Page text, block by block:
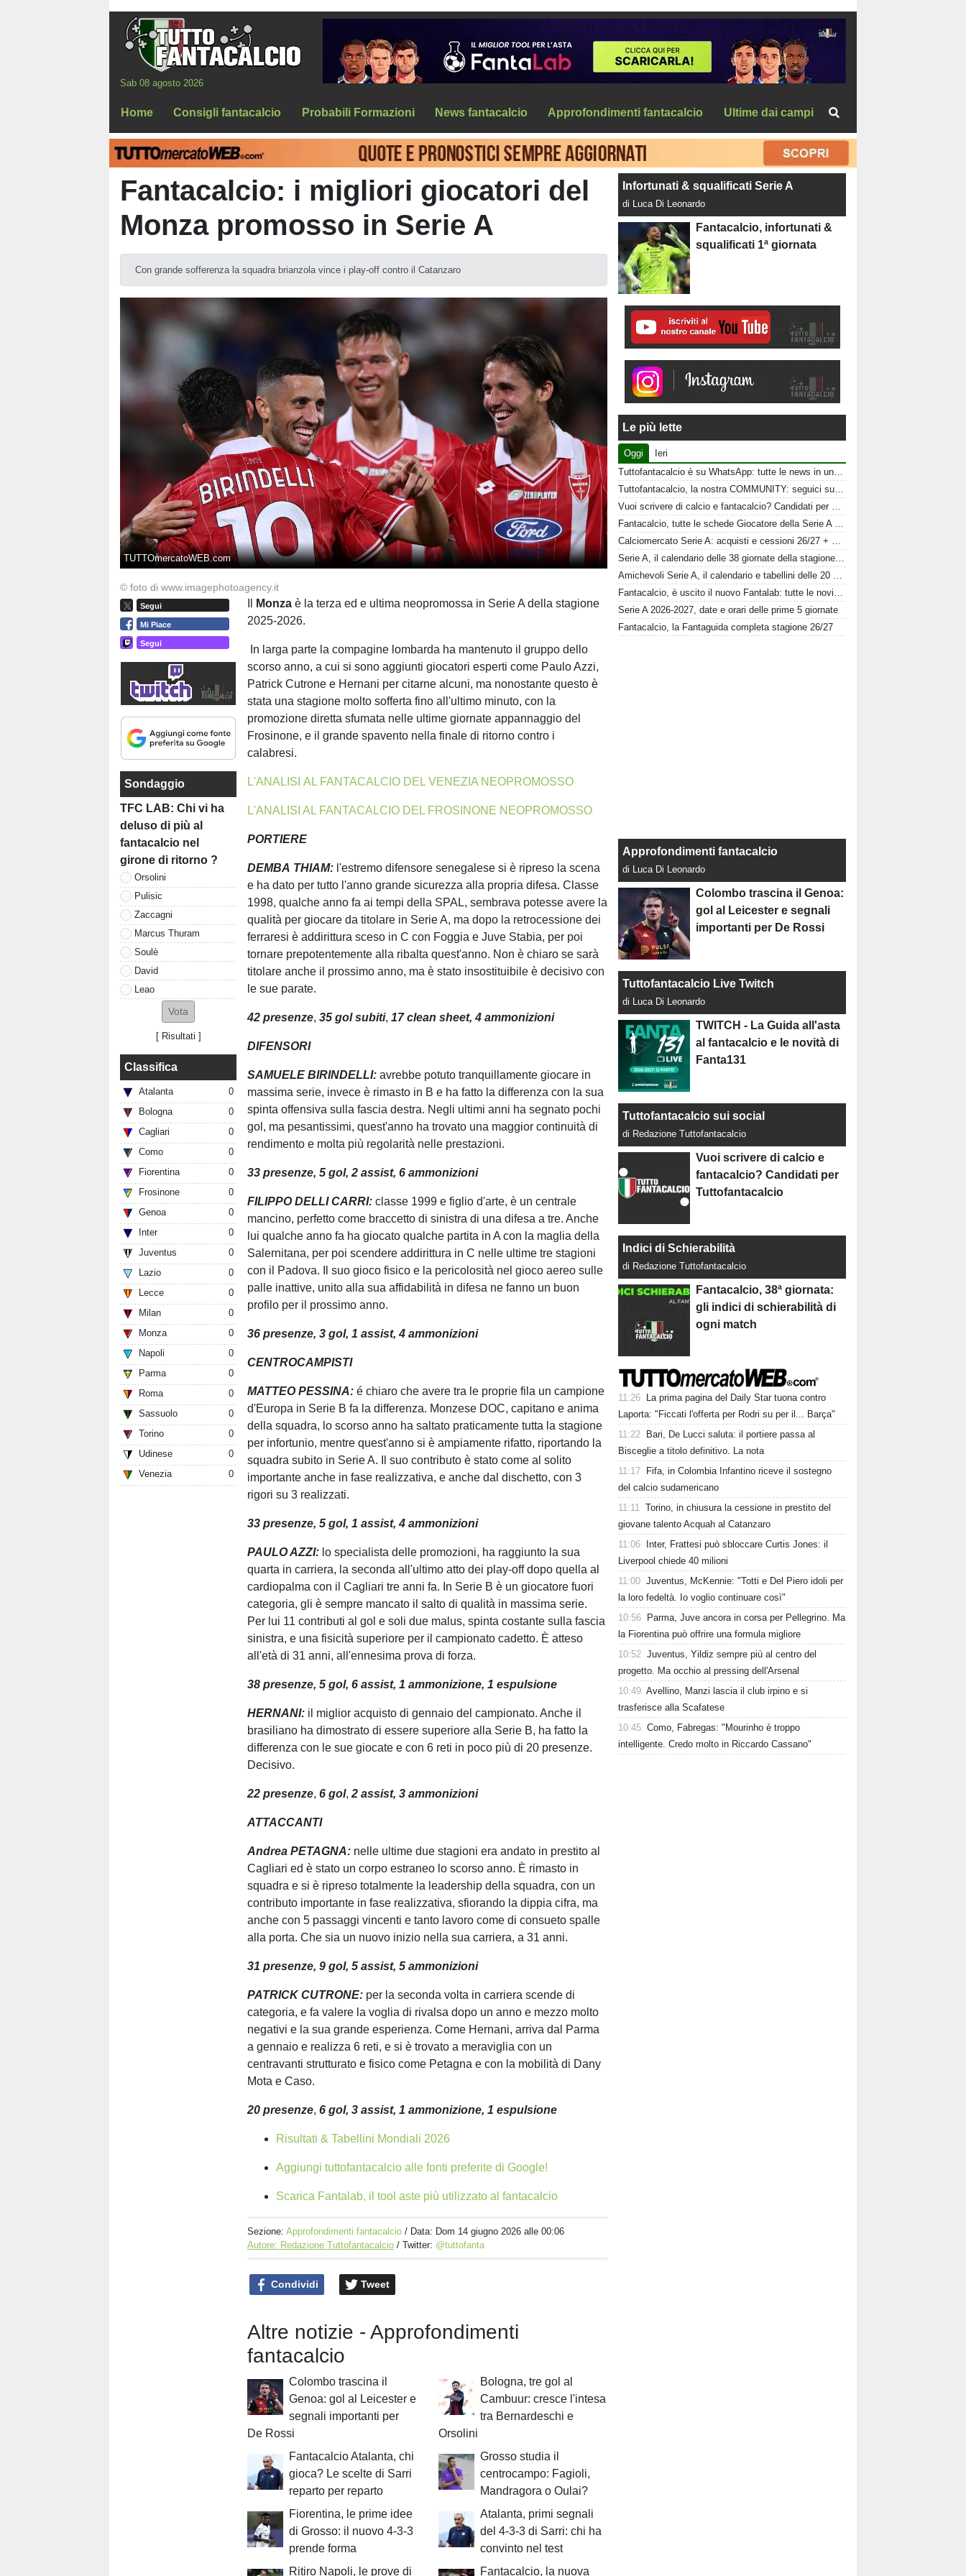
Sab 08 agosto 2026
Home Consigli fantacalcio Probabili Formazioni News fantacalcio Approfondimenti fantacalcio Ultime dai campi
Fantacalcio: i migliori giocatori del
Monza promosso in Serie A
Con grande sofferenza la squadra brianzola vince i play-off contro il Catanzaro
TUTTOmercatoWEB.com
© foto di www.imagephotoagency.it
Segui
Mi Piace
Segui
Sondaggio
TFC LAB: Chi vi ha
deluso di più al
fantacalcio nel
girone di ritorno ?
Orsolini
Pulisic
Zaccagni
Marcus Thuram
Soulè
David
Leao
[ Risultati ]
Classifica
Atalanta
0
Bologna
0
Cagliari
0
Como
0
Fiorentina
0
Frosinone
0
Genoa
0
Inter
0
Juventus
0
Lazio
0
Lecce
0
Milan
0
Monza
0
Napoli
0
Parma
0
Roma
0
Sassuolo
0
Torino
0
Udinese
0
Venezia
0
Monzaè la terza ed e ultima neopromossa in Serie A della stagione
2025-2026.
In larga parte la compagine lombarda ha mantenuto il gruppo dello
scorso anno, a cui si sono aggiunti giocatori esperti come Paulo Azzi,
Patrick Cutrone e Hernani per citarne alcuni, ma nonostante questo è
stata una stagione molto sofferta fino all'ultimo minuto, con la
promozione diretta sfumata nelle ultime giornate appannaggio del
Frosinone, e il grande spavento nella finale di ritorno contro i
calabresi.
L'ANALISI AL FANTACALCIO DEL VENEZIA NEOPROMOSSO
L'ANALISI AL FANTACALCIO DEL FROSINONE NEOPROMOSSO
PORTIERE
DEMBA THIAM: l'estremo difensore senegalese si è ripreso la scena
e ha dato per tutto l'anno grande sicurezza alla propria difesa. Classe
1998, qualche anno fa ai tempi della SPAL, sembrava potesse avere la
qualità per giocare da titolare in Serie A, ma dopo la retrocessione dei
ferraresi è addirittura sceso in C con Foggia e Juve Stabia, per poi
tornare prepotentemente alla ribalta quest'anno. Non è chiaro se sarà
titolare anche il prossimo anno, ma è stato insostituibile è decisivo con
le sue parate.
42 presenze,35gol subiti,17 clean sheet, 4 ammonizioni
DIFENSORI
SAMUELE BIRINDELLI:avrebbe potuto tranquillamente giocare in
massima serie, invece è rimasto in B e ha fatto la differenza con la sua
spinta offensiva sulla fascia destra. Negli ultimi anni ha segnato pochi
gol, ma pesantissimi, quest'anno ha trovato una maggior continuità di
rendimento e molta più regolarità nelle prestazioni.
33 presenze, 5 gol, 2 assist, 6 ammonizioni
FILIPPO DELLI CARRI:classe 1999 e figlio d'arte, è un centrale
mancino, perfetto come braccetto di sinistra di una difesa a tre. Anche
lui qualche anno fa ha giocato qualche partita in A con la maglia della
Salernitana, per poi scendere addirittura in C nelle ultime tre stagioni
con il Padova. Il suo gioco fisico e la pericolosità nel gioco aereo sulle
palle inattive, unito alla sua affidabilità in difesa ne fanno un buon
profilo per il prossimo anno.
36 presenze, 3 gol, 1 assist, 4 ammonizioni
CENTROCAMPISTI
MATTEO PESSINA:é chiaro che avere tra le proprie fila un campione
d'Europa in Serie B fa la differenza. Monzese DOC, capitano e anima
della squadra, lo scorso anno ha saltato praticamente tutta la stagione
per infortunio, mentre quest'anno si è ampiamente rifatto, riportando la
squadra subito in Serie A. Il suo contributo è stato come al solito
importante anche in fase realizzativa, e anche dal dischetto, con 3
rigori su 3 realizzati.
33 presenze, 5 gol, 1 assist, 4 ammonizioni
PAULO AZZI: lo specialista delle promozioni, ha raggiunto la sua
quarta in carriera, la seconda all'ultimo atto dei play-off dopo quella al
cardiopalma con il Cagliari tre anni fa. In Serie B è un giocatore fuori
categoria, gli è sempre mancato il salto di qualità in massima serie.
Per lui 11 contributi al gol e soli due malus, spinta costante sulla fascia
sinistra, e una fisicità superiore per il campionato cadetto. È atteso
all'età di 31 anni, all'ennesima prova di forza.
38 presenze, 5 gol, 6 assist, 1 ammonizione, 1 espulsione
HERNANI: il miglior acquisto di gennaio del campionato. Anche il
brasiliano ha dimostrato di essere superiore alla Serie B, ha fatto la
differenza con le sue giocate e con 6 reti in poco più di 20 presenze.
Decisivo.
22 presenze,6 gol,2 assist, 3 ammonizioni
ATTACCANTI
Andrea PETAGNA: nelle ultime due stagioni era andato in prestito al
Cagliari ed è stato un corpo estraneo lo scorso anno. È rimasto in
squadra e si è ripreso totalmente la leadership della squadra, con un
contributo importante in fase realizzativa, sfiorando la dippia cifra, ma
anche con 5 passaggi vincenti e tanto lavoro come di consueto spalle
alla porta. Che sia un nuovo inizio nella sua carriera, a 31 anni.
31 presenze, 9 gol, 5 assist, 5 ammonizioni
PATRICK CUTRONE: per la seconda volta in carriera scende di
categoria, e fa valere la voglia di rivalsa dopo un anno e mezzo molto
negativi e la sua grande esperienza. Come Hernani, arriva dal Parma
a gennaio e realizza 6 reti, e si è trovato a meraviglia con un
centravanti strutturato e fisico come Petagna e con la mobilità di Dany
Mota e Caso.
20 presenze,6 gol, 3 assist, 1 ammonizione, 1 espulsione
Risultati & Tabellini Mondiali 2026
Aggiungi tuttofantacalcio alle fonti preferite di Google!
Scarica Fantalab, il tool aste più utilizzato al fantacalcio
Sezione:Approfondimenti fantacalcio / Data: Dom 14 giugno 2026 alle 00:06
Autore: Redazione Tuttofantacalcio / Twitter: @tuttofanta
Condividi Tweet
Altre notizie - Approfondimenti
fantacalcio
Colombo trascina il
Genoa: gol al Leicester e
segnali importanti per
De Rossi
Bologna, tre gol al
Cambuur: cresce l'intesa
tra Bernardeschi e
Orsolini
Fantacalcio Atalanta, chi
gioca? Le scelte di Sarri
reparto per reparto
Grosso studia il
centrocampo: Fagioli,
Mandragora o Oulai?
Fiorentina, le prime idee
di Grosso: il nuovo 4-3-3
prende forma
Atalanta, primi segnali
del 4-3-3 di Sarri: chi ha
convinto nel test
Ritiro Napoli, le prove di
Fantacalcio, la nuova
Infortunati & squalificati Serie A
di Luca Di Leonardo
Fantacalcio, infortunati &
squalificati 1ª giornata
Le più lette
Oggi
Ieri
Tuttofantacalcio è su WhatsApp: tutte le news in un click
Tuttofantacalcio, la nostra COMMUNITY: seguici sui nostri canali social
Vuoi scrivere di calcio e fantacalcio? Candidati per Tuttofantacalcio
Fantacalcio, tutte le schede Giocatore della Serie A 26-27
Calciomercato Serie A: acquisti e cessioni 26/27 + schede al fantacalcio
Serie A, il calendario delle 38 giornate della stagione 2026-2027
Amichevoli Serie A, il calendario e tabellini delle 20 squadre
Fantacalcio, è uscito il nuovo Fantalab: tutte le novità 2026-2027
Serie A 2026-2027, date e orari delle prime 5 giornate
Fantacalcio, la Fantaguida completa stagione 26/27
Approfondimenti fantacalcio
di Luca Di Leonardo
Colombo trascina il Genoa:
gol al Leicester e segnali
importanti per De Rossi
Tuttofantacalcio Live Twitch
di Luca Di Leonardo
TWITCH - La Guida all'asta
al fantacalcio e le novità di
Fanta131
Tuttofantacalcio sui social
di Redazione Tuttofantacalcio
Vuoi scrivere di calcio e
fantacalcio? Candidati per
Tuttofantacalcio
Indici di Schierabilità
di Redazione Tuttofantacalcio
Fantacalcio, 38ª giornata:
gli indici di schierabilità di
ogni match
11:26
La prima pagina del Daily Star tuona contro
Laporta: "Ficcati l'offerta per Rodri su per il... Barça"
11:22
Bari, De Lucci saluta: il portiere passa al
Bisceglie a titolo definitivo. La nota
11:17
Fifa, in Colombia Infantino riceve il sostegno
del calcio sudamericano
11:11 Torino, in chiusura la cessione in prestito del
giovane talento Acquah al Catanzaro
11:06
Inter, Frattesi può sbloccare Curtis Jones: il
Liverpool chiede 40 milioni
11:00 Juventus, McKennie: "Totti e Del Piero idoli per
la loro fedeltà. Io voglio continuare così"
10:56
Parma, Juve ancora in corsa per Pellegrino. Ma
la Fiorentina può offrire una formula migliore
10:52 Juventus, Yildiz sempre più al centro del
progetto. Ma occhio al pressing dell'Arsenal
10:49 Avellino, Manzi lascia il club irpino e si
trasferisce alla Scafatese
10:45 Como, Fabregas: "Mourinho è troppo
intelligente. Credo molto in Riccardo Cassano"